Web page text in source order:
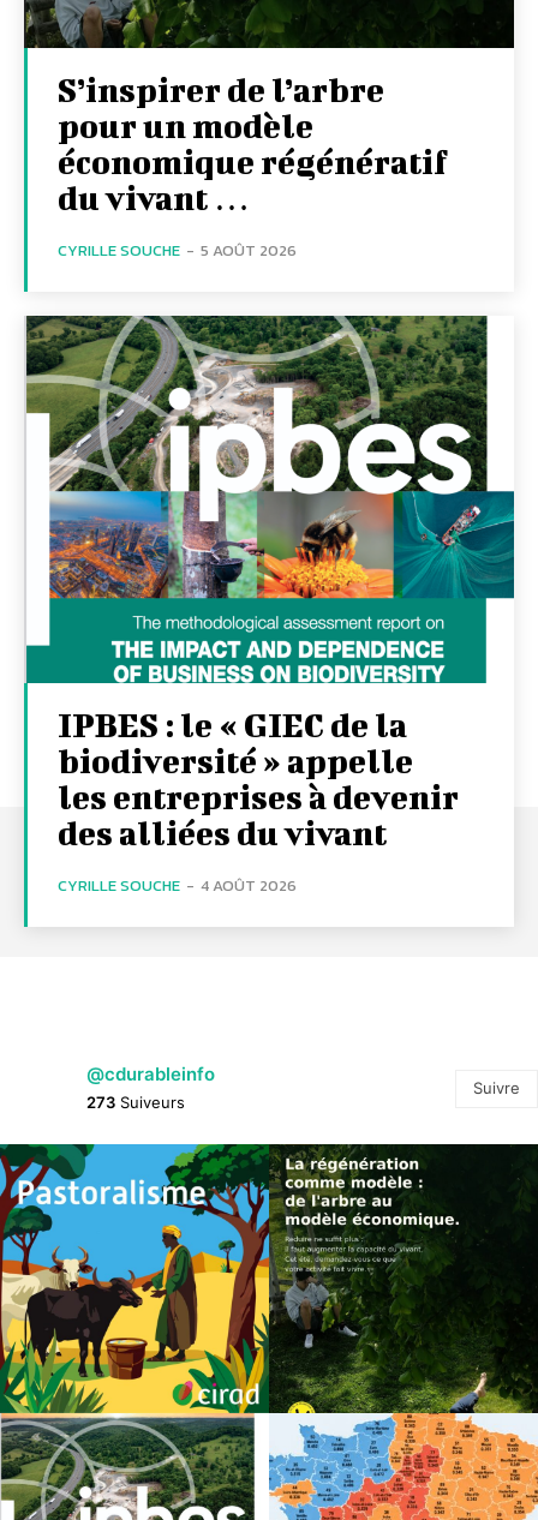
S’inspirer de l’arbre
pour un modèle
économique régénératif
du vivant …
CYRILLE SOUCHE - 5 AOÛT 2026
IPBES : le « GIEC de la
biodiversité » appelle
les entreprises à devenir
des alliées du vivant
CYRILLE SOUCHE - 4 AOÛT 2026
@cdurableinfo
273 Suiveurs
Suivre